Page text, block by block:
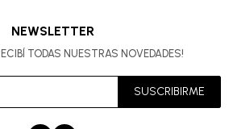
NEWSLETTER
TODAS NUESTRAS NOVEDADES!
SUSCRIBIRME